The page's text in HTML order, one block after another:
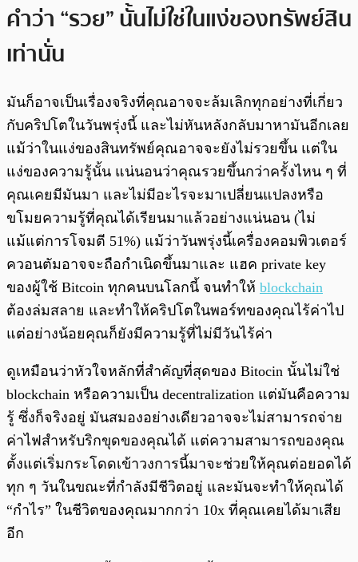
คำว่า “รวย” นั้นไม่ใช่ในแง่ของทรัพย์สิน
เท่านั่น
มันก็อาจเป็นเรื่องจริงที่คุณอาจจะล้มเลิกทุกอย่างที่เกี่ยว
กับคริปโตในวันพรุ่งนี้ และไม่หันหลังกลับมาหามันอีกเลย
แม้ว่าในแง่ของสินทรัพย์คุณอาจจะยังไม่รวยขึ้น แต่ใน
แง่ของความรู้นั้น แน่นอนว่าคุณรวยขึ้นกว่าครั้งไหน ๆ ที่
คุณเคยมีมันมา และไม่มีอะไรจะมาเปลี่ยนแปลงหรือ
ขโมยความรู้ที่คุณได้เรียนมาแล้วอย่างแน่นอน (ไม่
แม้แต่การโจมตี 51%) แม้ว่าวันพรุ่งนี้เครื่องคอมพิวเตอร์
ควอนตัมอาจจะถือกำเนิดขึ้นมาและ แฮค private key
ของผู้ใช้ Bitcoin ทุกคนบนโลกนี้ จนทำให้ blockchain
ต้องล่มสลาย และทำให้คริปโตในพอร์ทของคุณไร้ค่าไป
แต่อย่างน้อยคุณก็ยังมีความรู้ที่ไม่มีวันไร้ค่า
ดูเหมือนว่าหัวใจหลักที่สำคัญที่สุดของ Bitocin นั้นไม่ใช่
blockchain หรือความเป็น decentralization แต่มันคือความ
รู้ ซึ่งก็จริงอยู่ มันสมองอย่างเดียวอาจจะไม่สามารถจ่าย
ค่าไฟสำหรับริกขุดของคุณได้ แต่ความสามารถของคุณ
ตั้งแต่เริ่มกระโดดเข้าวงการนี้มาจะช่วยให้คุณต่อยอดได้
ทุก ๆ วันในขณะที่กำลังมีชีวิตอยู่ และมันจะทำให้คุณได้
“กำไร” ในชีวิตของคุณมากกว่า 10x ที่คุณเคยได้มาเสีย
อีก